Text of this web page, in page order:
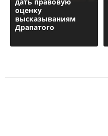
дать правовую
оценку
высказываниям
Драпатого